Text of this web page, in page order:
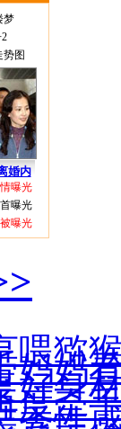
梦
势图
婚内
曝光
曝光
曝光
喂猕
妈妈
好身
度牵